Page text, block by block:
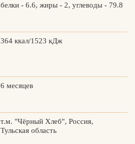
Вконтакте
Max
белки - 6.6, жиры - 2, углеводы - 79.8
364 ккал/1523 кДж
6 месяцев
т.м. "Чёрный Хлеб", Россия,
Тульская область